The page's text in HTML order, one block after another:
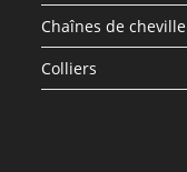
Chaînes de cheville
Colliers